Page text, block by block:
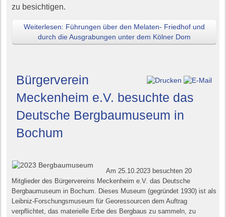
zu besichtigen.
Weiterlesen: Führungen über den Melaten- Friedhof und
durch die Ausgrabungen unter dem Kölner Dom
Bürgerverein
Meckenheim e.V. besuchte das
Deutsche Bergbaumuseum in
Bochum
Am 25.10.2023 besuchten 20
Mitglieder des Bürgervereins Meckenheim e.V. das Deutsche
Bergbaumuseum in Bochum. Dieses Museum (gegründet 1930) ist als
Leibniz-Forschungsmuseum für Georessourcen dem Auftrag
verpflichtet, das materielle Erbe des Bergbaus zu sammeln, zu